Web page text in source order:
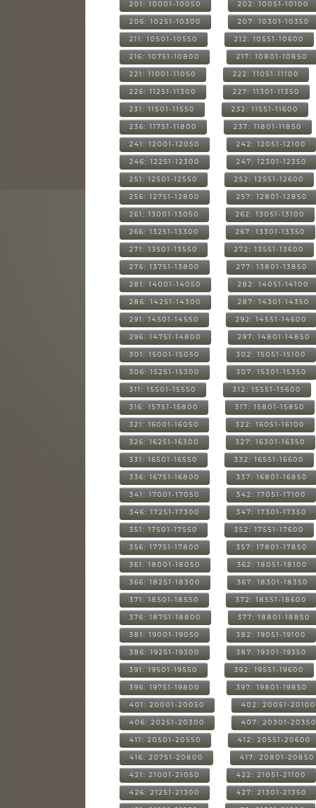
201: 10001-10050 202: 10051-10100
206: 10251-10300 207: 10301-10350
211: 10501-10550 212: 10551-10600
216: 10751-10800 217: 10801-10850
221: 11001-11050 222: 11051-11100
226: 11251-11300 227: 11301-11350
231: 11501-11550 232: 11551-11600
236: 11751-11800 237: 11801-11850
241: 12001-12050 242: 12051-12100
246: 12251-12300 247: 12301-12350
251: 12501-12550 252: 12551-12600
256: 12751-12800 257: 12801-12850
261: 13001-13050 262: 13051-13100
266: 13251-13300 267: 13301-13350
271: 13501-13550 272: 13551-13600
276: 13751-13800 277: 13801-13850
281: 14001-14050 282: 14051-14100
286: 14251-14300 287: 14301-14350
291: 14501-14550 292: 14551-14600
296: 14751-14800 297: 14801-14850
301: 15001-15050 302: 15051-15100
306: 15251-15300 307: 15301-15350
311: 15501-15550 312: 15551-15600
316: 15751-15800 317: 15801-15850
321: 16001-16050 322: 16051-16100
326: 16251-16300 327: 16301-16350
331: 16501-16550 332: 16551-16600
336: 16751-16800 337: 16801-16850
341: 17001-17050 342: 17051-17100
346: 17251-17300 347: 17301-17350
351: 17501-17550 352: 17551-17600
356: 17751-17800 357: 17801-17850
361: 18001-18050 362: 18051-18100
366: 18251-18300 367: 18301-18350
371: 18501-18550 372: 18551-18600
376: 18751-18800 377: 18801-18850
381: 19001-19050 382: 19051-19100
386: 19251-19300 387: 19301-19350
391: 19501-19550 392: 19551-19600
396: 19751-19800 397: 19801-19850
401: 20001-20050 402: 20051-20100
406: 20251-20300 407: 20301-20350
411: 20501-20550 412: 20551-20600
416: 20751-20800 417: 20801-20850
421: 21001-21050 422: 21051-21100
426: 21251-21300 427: 21301-21350